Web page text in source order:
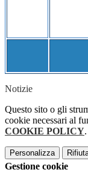
Notizie
Questo sito o gli
cookie necessari al
COOKIE POLICY.
Personalizza
Gestione cookie